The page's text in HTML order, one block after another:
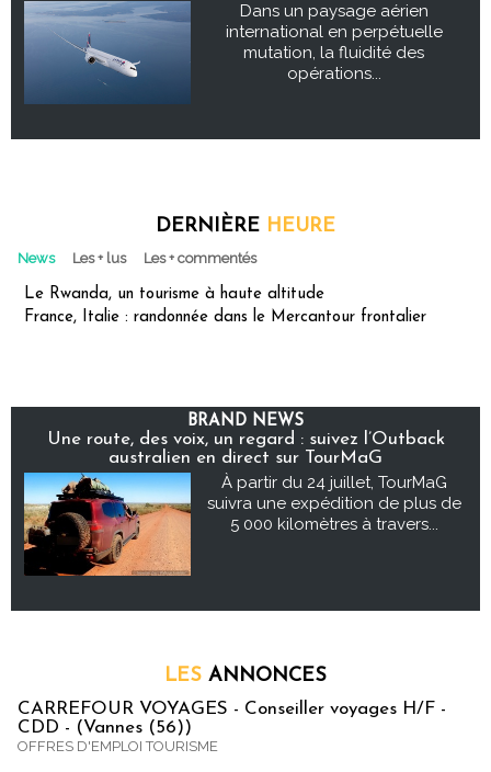
Dans un paysage aérien
international en perpétuelle
mutation, la fluidité des
opérations...
DERNIÈRE HEURE
News Les + lus Les + commentés
Le Rwanda, un tourisme à haute altitude
France, Italie : randonnée dans le Mercantour frontalier
BRAND NEWS
Une route, des voix, un regard : suivez l’Outback
australien en direct sur TourMaG
À partir du 24 juillet, TourMaG
suivra une expédition de plus de
5 000 kilomètres à travers...
LES ANNONCES
CARREFOUR VOYAGES - Conseiller voyages H/F -
CDD - (Vannes (56))
OFFRES D'EMPLOI TOURISME